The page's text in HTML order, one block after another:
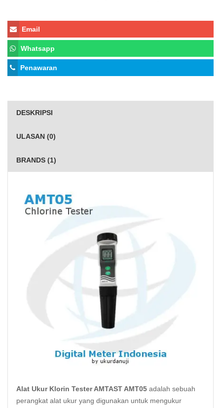
Email
Whatsapp
Penawaran
DESKRIPSI
ULASAN (0)
BRANDS (1)
Alat Ukur Klorin Tester AMTAST AMT05 adalah sebuah
perangkat alat ukur yang digunakan untuk mengukur